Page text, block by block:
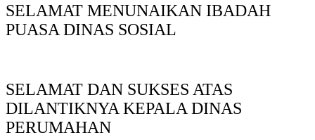
SELAMAT MENUNAIKAN IBADAH
PUASA DINAS SOSIAL
SELAMAT DAN SUKSES ATAS
DILANTIKNYA KEPALA DINAS
PERUMAHAN